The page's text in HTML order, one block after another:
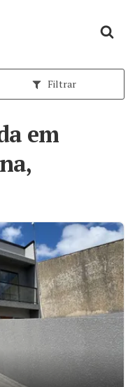
Filtrar
em